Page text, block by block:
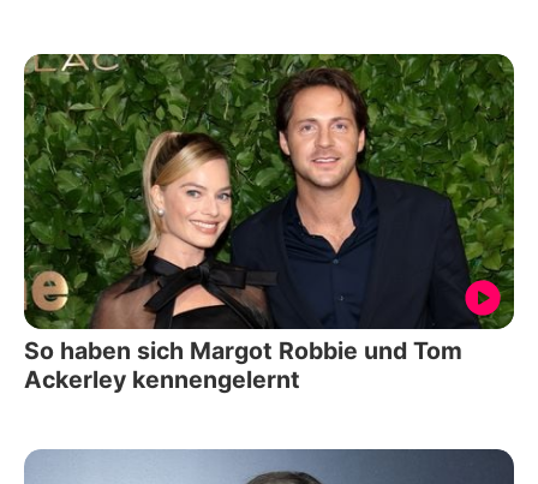
So haben sich Margot Robbie und Tom
Ackerley kennengelernt